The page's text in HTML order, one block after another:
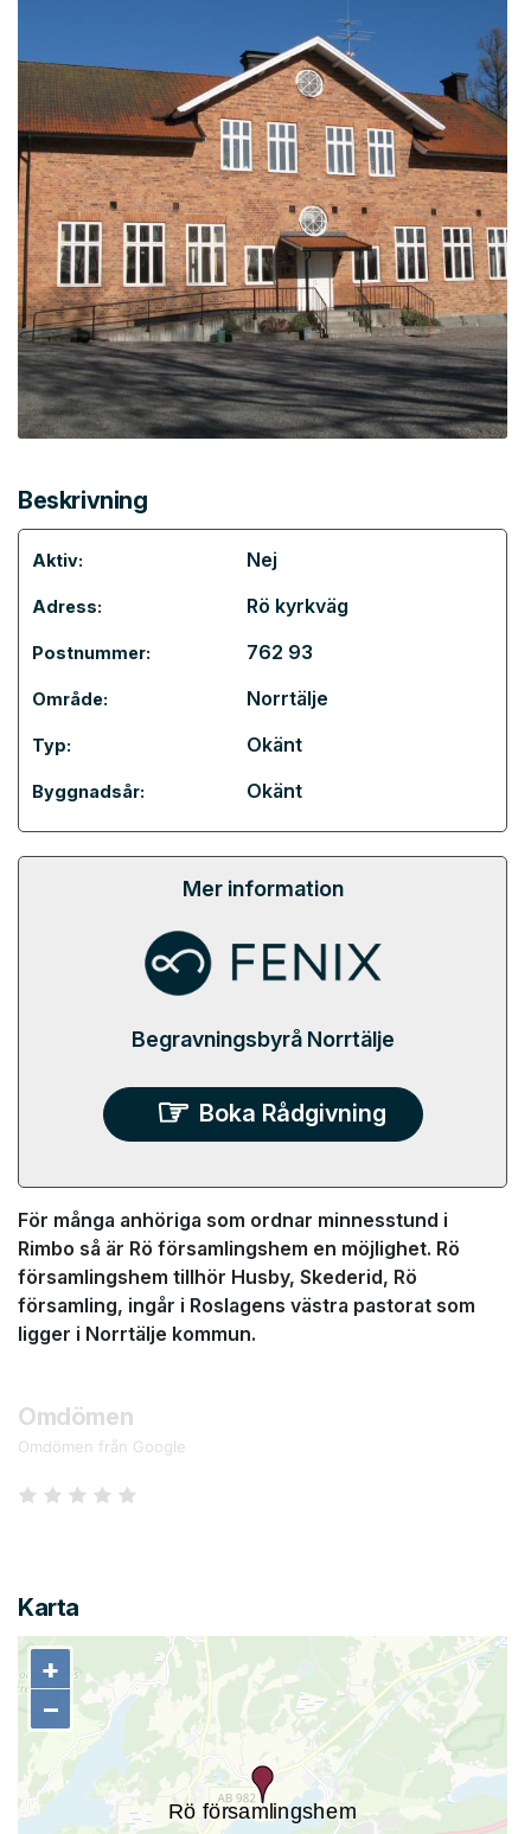
Beskrivning
Aktiv: Nej
Adress: Rö kyrkväg
Postnummer: 762 93
Område: Norrtälje
Typ: Okänt
Byggnadsår: Okänt
Mer information
Begravningsbyrå Norrtälje
Boka Rådgivning
För många anhöriga som ordnar minnesstund i
Rimbo så är Rö församlingshem en möjlighet. Rö
församlingshem tillhör Husby, Skederid, Rö
församling, ingår i Roslagens västra pastorat som
ligger i Norrtälje kommun.
Omdömen
Omdömen från Google
Karta
+
−
+
−